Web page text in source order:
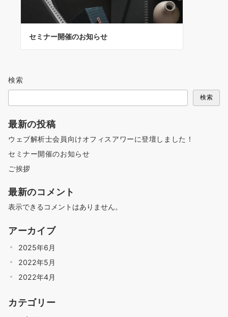
セミナー開催のお知らせ
検索
検索
最新の投稿
ウェブ解析士会員向けオフィスアワーに登壇しました！
セミナー開催のお知らせ
ご挨拶
最新のコメント
表示できるコメントはありません。
アーカイブ
2025年6月
2022年5月
2022年4月
カテゴリー